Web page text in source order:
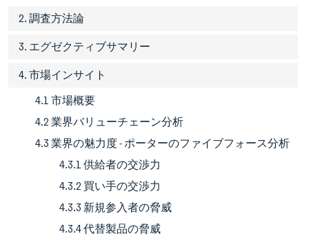
2. 調査方法論
3. エグゼクティブサマリー
4. 市場インサイト
4.1 市場概要
4.2 業界バリューチェーン分析
4.3 業界の魅力度 - ポーターのファイブフォース分析
4.3.1 供給者の交渉力
4.3.2 買い手の交渉力
4.3.3 新規参入者の脅威
4.3.4 代替製品の脅威